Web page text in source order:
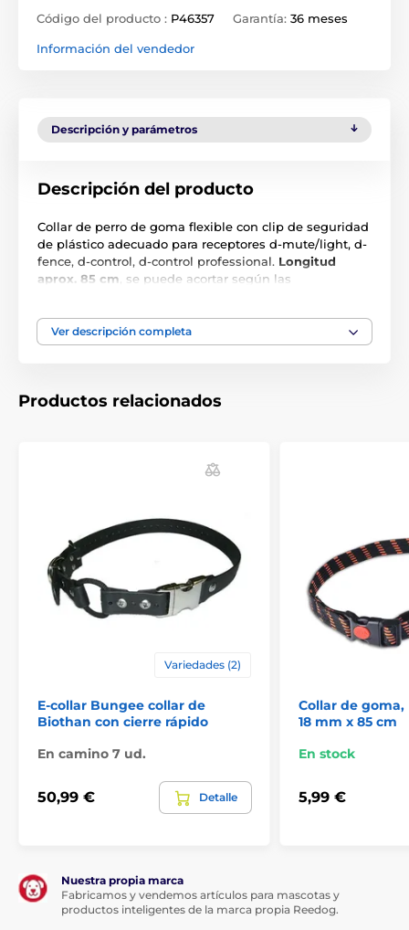
Código del producto : P46357 Garantía: 36 meses
Información del vendedor
Descripción y parámetros
Descripción del producto
Collar de perro de goma flexible con clip de seguridad
de plástico adecuado para receptores d-mute/light, d-
fence, d-control, d-control professional. Longitud
aprox. 85 cm , se puede acortar según las
Tamaño: 23 mm x 85 cm
Las especificaciones técnicas pueden cambiar sin
Accesorios Collares de adiestramiento
Collares de repuesto para receptores
Ver descripción completa
Productos relacionados
Variedades (2)
E-collar Bungee collar de
Biothan con cierre rápido
En camino 7 ud.
50,99 € Detalle
Collar de
18 mm x 85 cm
En stock
5,99 €
Nuestra propia marca
Fabricamos y vendemos artículos para mascotas y
productos inteligentes de la marca propia Reedog.